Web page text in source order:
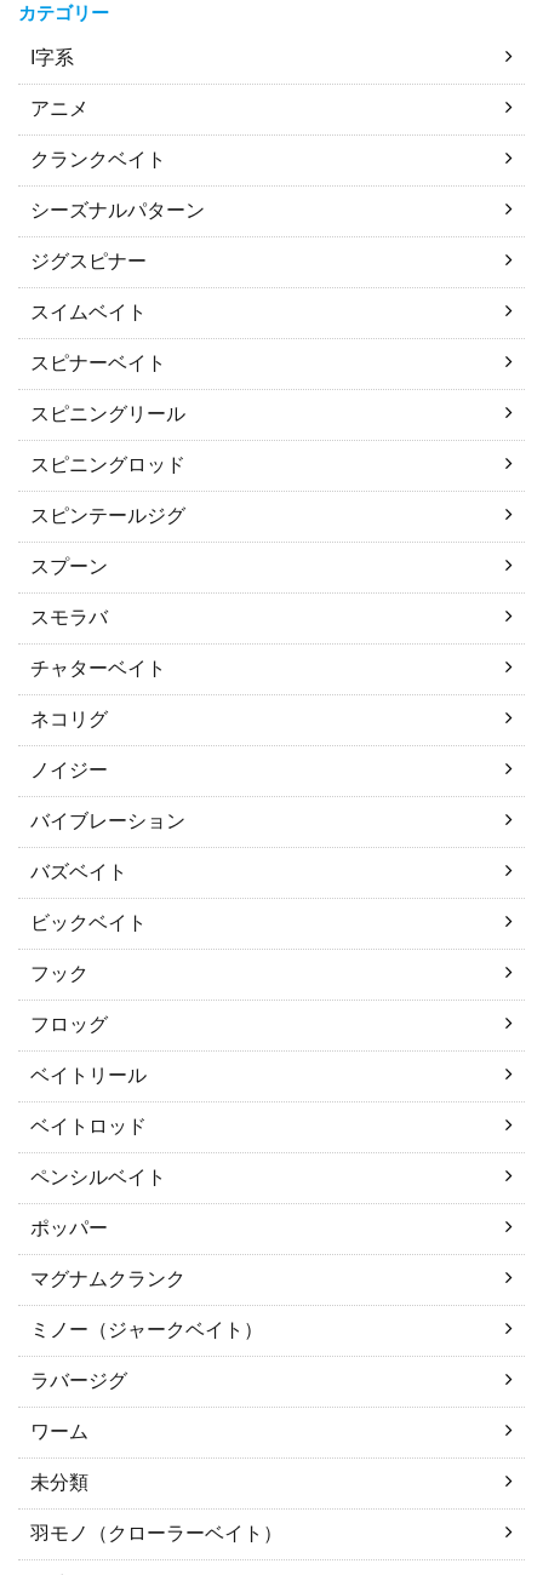
カテゴリー
I字系
アニメ
クランクベイト
シーズナルパターン
ジグスピナー
スイムベイト
スピナーベイト
スピニングリール
スピニングロッド
スピンテールジグ
スプーン
スモラバ
チャターベイト
ネコリグ
ノイジー
バイブレーション
バズベイト
ビックベイト
フック
フロッグ
ベイトリール
ベイトロッド
ペンシルベイト
ポッパー
マグナムクランク
ミノー（ジャークベイト）
ラバージグ
ワーム
未分類
羽モノ（クローラーベイト）